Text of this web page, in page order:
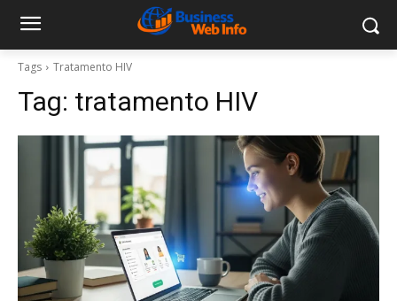
Tags Tratamento HIV
Tag: tratamento HIV